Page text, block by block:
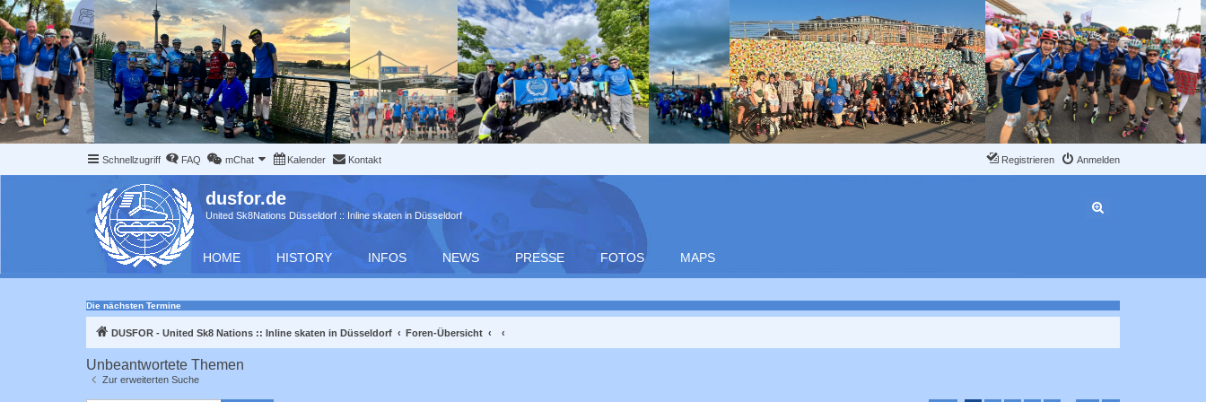
Schnellzugriff FAQ mChat Kalender Kontakt Anmelden
Registrieren
dusfor.de
United Sk8Nations Düsseldorf :: Inline skaten in Düsseldorf
HOME HISTORY INFOS NEWS PRESSE FOTOS MAPS
Die nächsten Termine
DUSFOR - United Sk8 Nations :: Inline skaten in Düsseldorf Foren-Übersicht
Unbeantwortete Themen
Zur erweiterten Suche